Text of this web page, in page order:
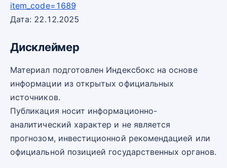
item_code=1689
Дата: 22.12.2025
Дисклеймер
Материал подготовлен Индексбокс на основе
информации из открытых официальных
источников.
Публикация носит информационно-
аналитический характер и не является
прогнозом, инвестиционной рекомендацией или
официальной позицией государственных органов.